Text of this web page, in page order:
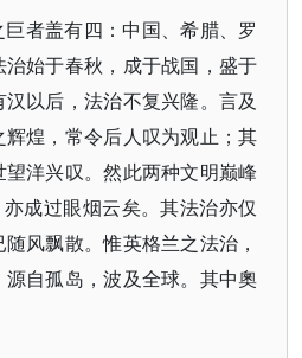
者盖有四：中国、希腊、罗
始于春秋，成于战国，盛于
以后，法治不复兴隆。言及
煌，常令后人叹为观止；其
洋兴叹。然此两种文明巅峰
成过眼烟云矣。其法治亦仅
风飘散。惟英格兰之法治，
自孤岛，波及全球。其中奧